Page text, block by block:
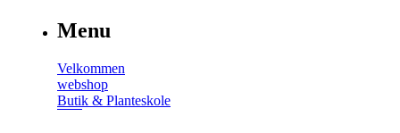
Menu
Velkommen
webshop
Butik & Planteskole